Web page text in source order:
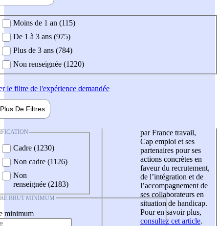
demandée
Moins de 1 an (115)
De 1 à 3 ans (975)
Plus de 3 ans (784)
Non renseignée (1220)
le filtre de l'expérience demandée
Plus De Filtres
Cadre (1230)
Non cadre (1126)
Non
renseignée (2183)
BRUT MINIMUM
minimum
par France travail,
Cap emploi et ses
partenaires pour ses
actions concrètes en
faveur du recrutement,
de l’intégration et de
l’accompagnement de
ses collaborateurs en
situation de handicap.
Pour en savoir plus,
consultez cet article.